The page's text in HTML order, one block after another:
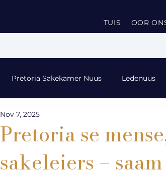
TUIS OOR
Pretoria Sakekamer Nuus Ledenuus
Pretoria se
sakeleiers –
Nov 7, 2025